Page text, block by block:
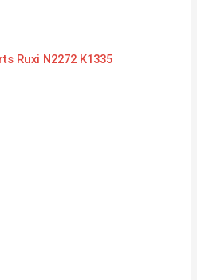
Ruxi N2272 K1335